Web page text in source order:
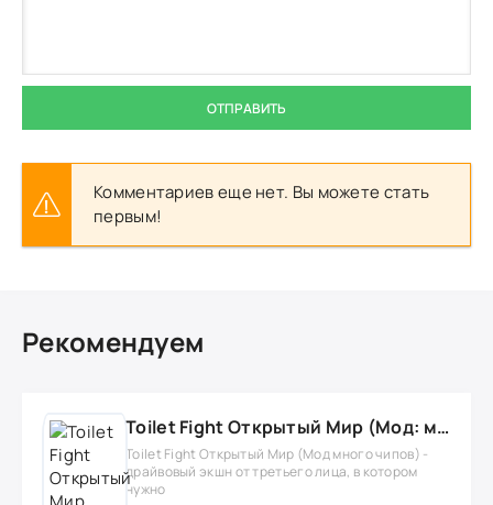
ОТПРАВИТЬ
Комментариев еще нет. Вы можете стать
первым!
Рекомендуем
Toilet Fight Открытый Мир (Мод: много чипов, денег, все открыто, бессмертие, урон, 50+ читов)
Toilet Fight Открытый Мир (Мод много чипов) -
драйвовый экшн от третьего лица, в котором
нужно